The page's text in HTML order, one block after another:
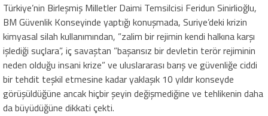
Türkiye’nin Birleşmiş Milletler Daimi Temsilcisi Feridun Sinirlioğlu,
BM Güvenlik Konseyinde yaptığı konuşmada, Suriye’deki krizin
kimyasal silah kullanımından, ”zalim bir rejimin kendi halkına karşı
işlediği suçlara”, iç savaştan ”başarısız bir devletin terör rejiminin
neden olduğu insani krize” ve uluslararası barış ve güvenliğe ciddi
bir tehdit teşkil etmesine kadar yaklaşık 10 yıldır konseyde
görüşüldüğüne ancak hiçbir şeyin değişmediğine ve tehlikenin daha
da büyüdüğüne dikkati çekti.